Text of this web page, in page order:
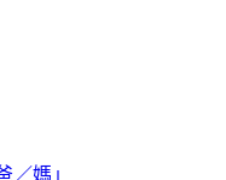
／媽」